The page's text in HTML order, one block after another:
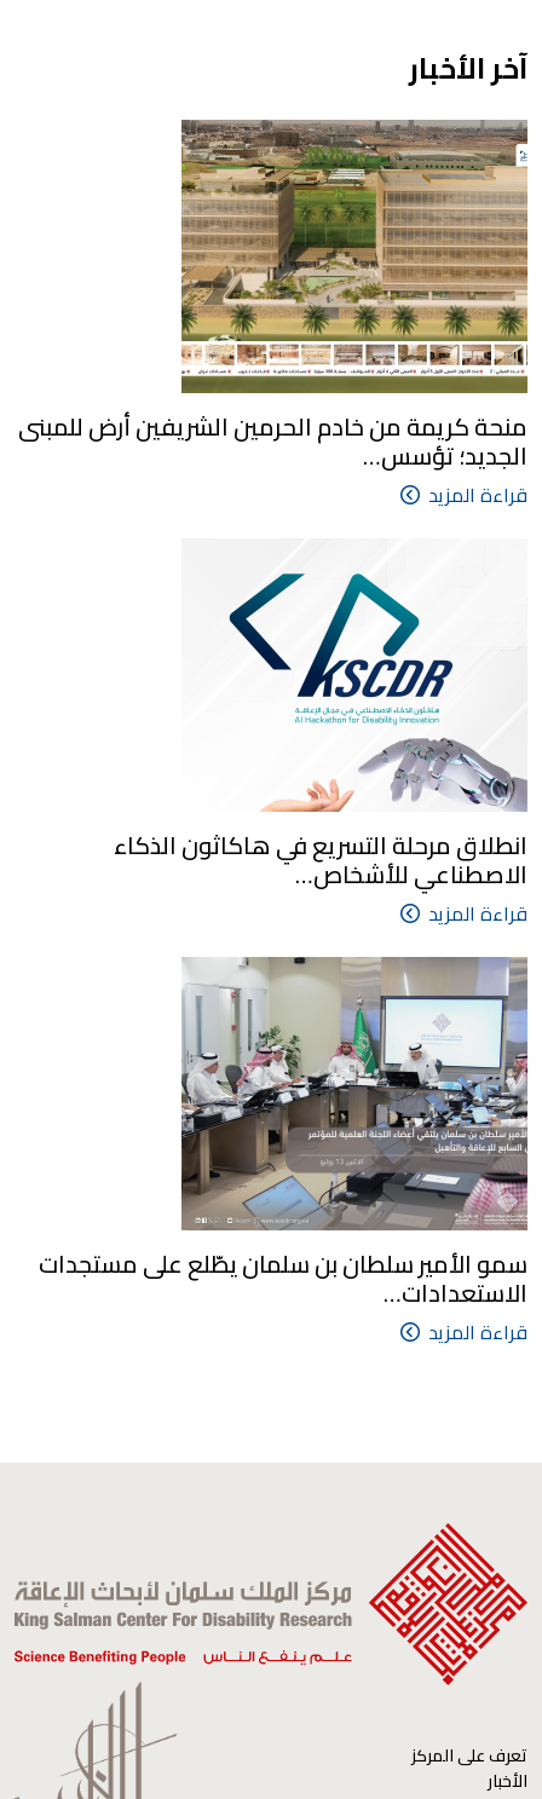
آخر الأخبار
منحة كريمة من خادم الحرمين الشريفين أرض للمبنى
الجديد؛ تؤسس…
قراءة المزيد
انطلاق مرحلة التسريع في هاكاثون الذكاء
الاصطناعي للأشخاص…
قراءة المزيد
سمو الأمير سلطان بن سلمان يطّلع على مستجدات
الاستعدادات…
قراءة المزيد
تعرف على المركز
الأخبار